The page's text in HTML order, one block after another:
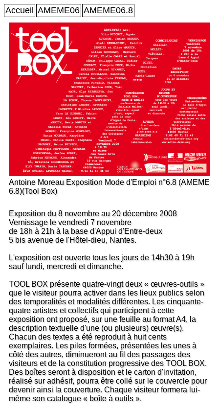
Accueil AMEME06 AMEME06.8
Antoine Moreau Exposition Mode d'Emploi n°6.8 (AMEME
6.8)(Tool Box)
Exposition du 8 novembre au 20 décembre 2008
Vernissage le vendredi 7 novembre
de 18h à 21h à la base d'Appui d'Entre-deux
5 bis avenue de l'Hôtel-dieu, Nantes.
L'exposition est ouverte tous les jours de 14h30 à 19h
sauf lundi, mercredi et dimanche.
TOOL BOX présente quatre-vingt deux « œuvres-outils »
que le visiteur pourra activer dans les lieux publics selon
des temporalités et modalités différentes. Les cinquante-
quatre artistes et collectifs qui participent à cette
exposition ont proposé, sur une feuille au format A4, la
description textuelle d'une (ou plusieurs) œuvre(s).
Chacun des textes a été reproduit à huit cents
exemplaires. Les piles formées, présentées les unes à
côté des autres, diminueront au fil des passages des
visiteurs et de la constitution progressive des TOOL BOX.
Des boîtes seront à disposition et le carton d'invitation,
réalisé sur adhésif, pourra être collé sur le couvercle pour
devenir ainsi la couverture. Chaque visiteur formera lui-
même son catalogue « boîte à outils ».